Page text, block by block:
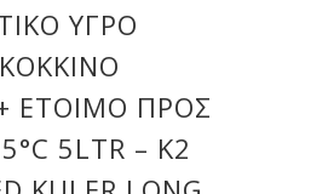
ΥΓΡΟ
ΕΤΟΙΜΟ ΠΡΟΣ
5LTR – Κ2